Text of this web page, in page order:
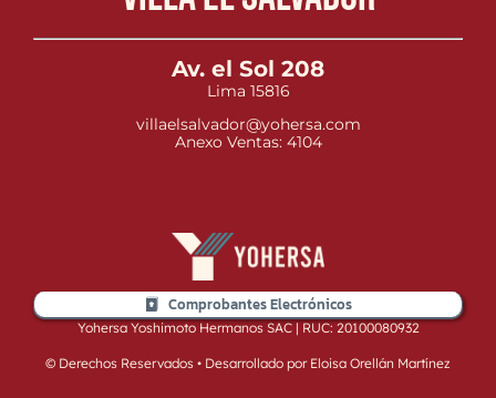
Av. el Sol 208
Lima 15816
villaelsalvador@yohersa.com
Anexo Ventas: 4104
Comprobantes Electrónicos
Yohersa Yoshimoto Hermanos SAC | RUC: 20100080932
© Derechos Reservados • Desarrollado por Eloisa Orellán Martínez